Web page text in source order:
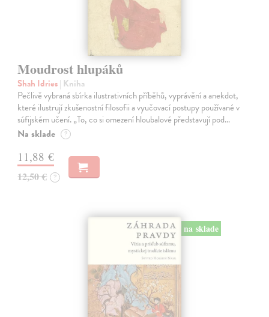
Moudrost hlupáků
Shah Idries| Kniha
Pečlivě vybraná sbírka ilustrativních příběhů, vyprávění a anekdot,
které ilustrují zkušenostní filosofii a vyučovací postupy používané v
súfijském učení. „To, co si omezení hloubalové představují pod…
Na sklade ?
11,88 €
12,50 € ?
na sklade